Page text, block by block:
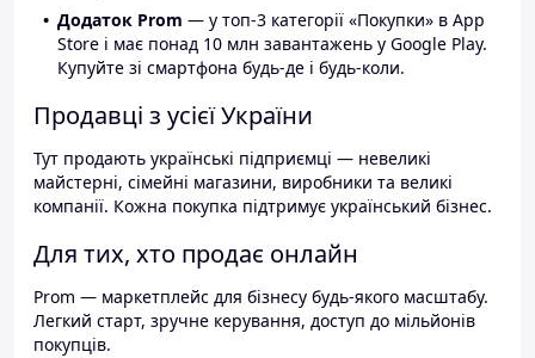
Додаток Prom — у топ-3 категорії «Покупки» в App
Store і має понад 10 млн завантажень у Google Play.
Купуйте зі смартфона будь-де і будь-коли.
Продавці з усієї України
Тут продають українські підприємці — невеликі
майстерні, сімейні магазини, виробники та великі
компанії. Кожна покупка підтримує український бізнес.
Для тих, хто продає онлайн
Prom — маркетплейс для бізнесу будь-якого масштабу.
Легкий старт, зручне керування, доступ до мільйонів
покупців.